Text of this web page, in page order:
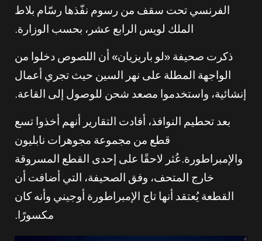
الفرنسي تحت سقف من رسوم نفّذها رسّام بلاط
الملك لويس الرابع عشر، بحسب الوزارة.
ذكرت صحيفة «لو باريزيان» أن اللصوص دخلوا من
الواجهة المطلة على نهر السين حيث تجري أعمال
إنشائية، واستخدموا مصعد شحن للوصول إلى القاعة.
بعد تحطيم النوافذ، أفادت التقارير أنهم أخذوا تسع
قطع من مجموعة مجوهرات نابليون
والإمبراطورة.عُثر لاحقًا على إحدى القطع المسروقة
خارج المتحف، وفق الصحيفة، التي أضافت أن
القطعة يُعتقد أنها تاج الإمبراطورة أوجيني وأنه كان
مكسورًا.